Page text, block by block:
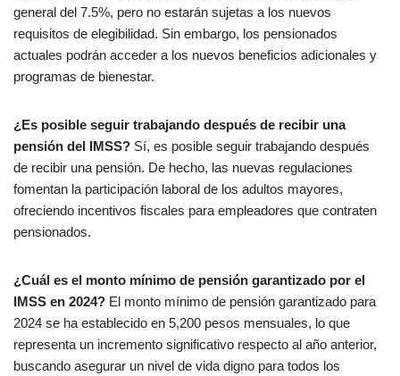
general del 7.5%, pero no estarán sujetas a los nuevos
requisitos de elegibilidad. Sin embargo, los pensionados
actuales podrán acceder a los nuevos beneficios adicionales y
programas de bienestar.
¿Es posible seguir trabajando después de recibir una
pensión del IMSS? Sí, es posible seguir trabajando después
de recibir una pensión. De hecho, las nuevas regulaciones
fomentan la participación laboral de los adultos mayores,
ofreciendo incentivos fiscales para empleadores que contraten
pensionados.
¿Cuál es el monto mínimo de pensión garantizado por el
IMSS en 2024? El monto mínimo de pensión garantizado para
2024 se ha establecido en 5,200 pesos mensuales, lo que
representa un incremento significativo respecto al año anterior,
buscando asegurar un nivel de vida digno para todos los